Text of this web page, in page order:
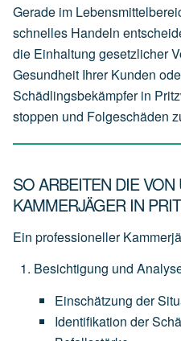
Gerade im
schnelles Handeln
die Einhaltung gesetzlicher
Gesundheit Ihrer Kunden
Schädlingsbekämpfer in
stoppen und Folgeschäden
SO ARBEITEN DIE
KAMMERJÄGER IN
Ein professioneller
Besichtigung und
Einschätzung der
Identifikation der